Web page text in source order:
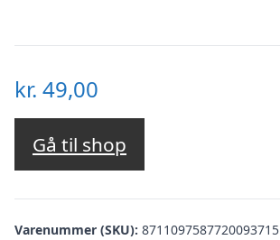
kr. 49,00
Gå til shop
Varenummer (SKU): 8711097587720093715